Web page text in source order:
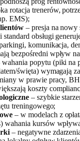
rotacja trenerów,
EMS);
– presja na nowy
standard obsługi
komunikacja,
bezpośredni wpływ
popytu (piki na
święta) wymagają
w prawie pracy,
koszty
– szybkie
treningowego;
– w modelach z
wahania kursów
– negatywne